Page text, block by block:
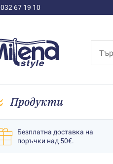
032 67 19 10
Продукти
Безплатна доставка на
поръчки над 50€.